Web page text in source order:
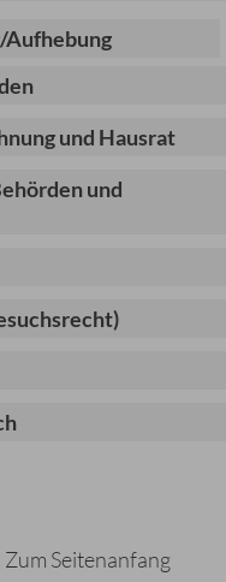
Aufhebung
und Hausrat
und
Zum Seitenanfang